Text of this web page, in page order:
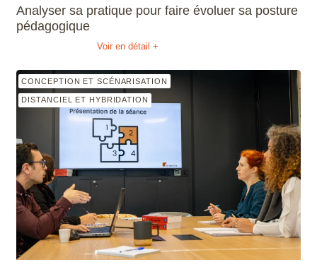
Analyser sa pratique pour faire évoluer sa posture
pédagogique
Voir en détail +
CONCEPTION ET SCÉNARISATION
DISTANCIEL ET HYBRIDATION